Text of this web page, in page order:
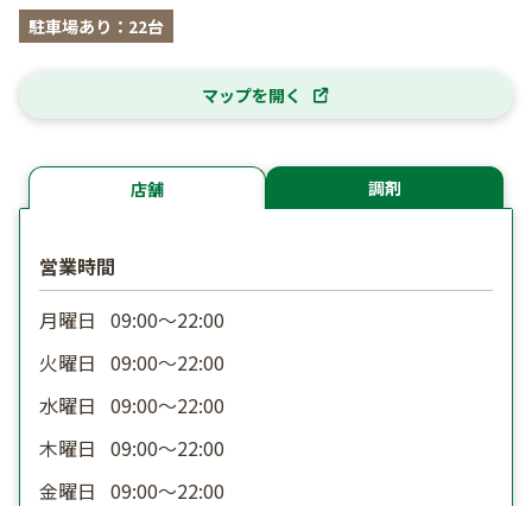
駐車場あり：22台
マップを開く
店舗 調剤
営業時間
月曜日 09:00〜22:00
火曜日 09:00〜22:00
水曜日 09:00〜22:00
木曜日 09:00〜22:00
金曜日 09:00〜22:00